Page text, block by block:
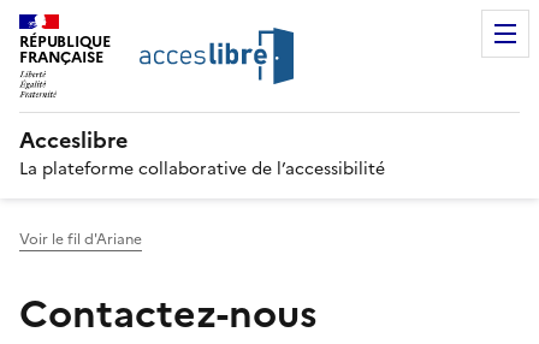
RÉPUBLIQUE
FRANÇAISE
Acceslibre
La plateforme collaborative de l’accessibilité
Voir le fil d'Ariane
Contactez-nous